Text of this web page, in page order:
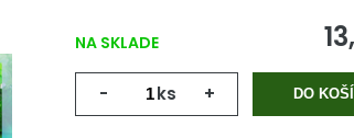
NA SKLADE
- ks + DO